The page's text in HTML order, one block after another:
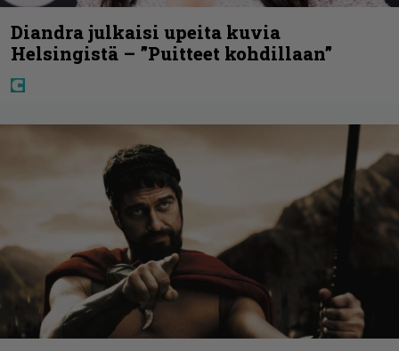
Diandra julkaisi upeita kuvia
Helsingistä – ”Puitteet kohdillaan”